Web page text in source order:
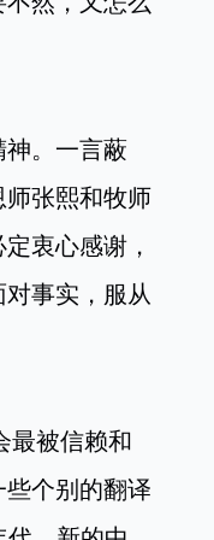
。一言蔽
张熙和牧师
衷心感谢，
事实，服从
最被信赖和
个别的翻译